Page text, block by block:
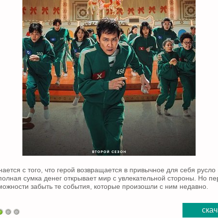
с того, что герой возвращается в привычное для себя русло
сумка денег открывает мир с увлекательной стороны. Но
забыть те события, которые произошли с ним недавно.